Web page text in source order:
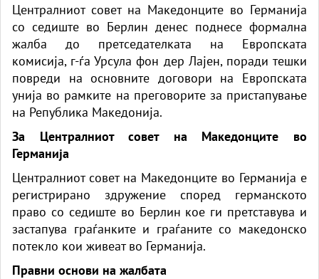
Централниот совет на Македонците во Германија
со седиште во Берлин денес поднесе формална
жалба до претседателката на Европската
комисија, г-ѓа Урсула фон дер Лајен, поради тешки
повреди на основните договори на Европската
унија во рамките на преговорите за пристапување
на Република Македонија.
За Централниот совет на Македонците во
Германија
Централниот совет на Македонците во Германија е
регистрирано здружение според германското
право со седиште во Берлин кое ги претставува и
застапува граѓанките и граѓаните со македонско
потекло кои живеат во Германија.
Правни основи на жалбата